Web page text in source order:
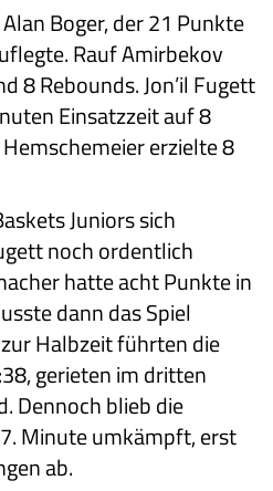
Boger, der 21 Punkte
Rauf Amirbekov
8 Rebounds. Jon’il Fugett
Einsatzzeit auf 8
erzielte 8
Juniors sich
noch ordentlich
hatte acht Punkte in
dann das Spiel
Halbzeit führten die
gerieten im dritten
Dennoch blieb die
Minute umkämpft, erst
ab.